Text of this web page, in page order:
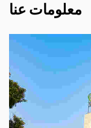
معلومات عنا